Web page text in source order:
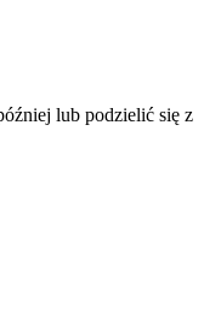
lub podzielić się z